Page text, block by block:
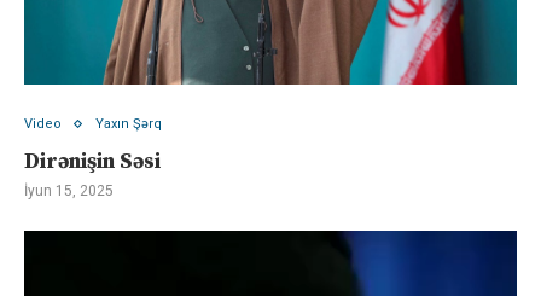
Video Yaxın Şərq
Dirənişin Səsi
İyun 15, 2025